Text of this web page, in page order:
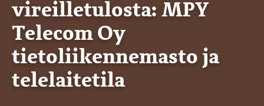
vireilletulosta: MPY
Telecom Oy
tietoliikennemasto ja
telelaitetila